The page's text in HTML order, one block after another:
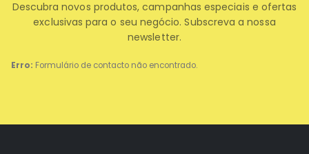
Erro: Formulário de contacto não encontrado.
Descubra novos produtos, campanhas especiais e ofertas
exclusivas para o seu negócio. Subscreva a nossa
newsletter.